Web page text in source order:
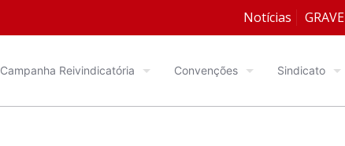
Notícias GRAVE
Campanha Reivindicatória Convenções Sindicato